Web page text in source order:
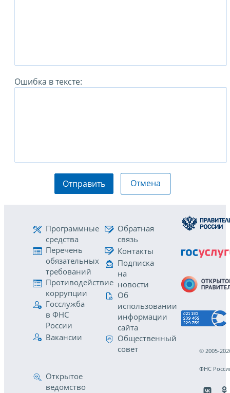
Ошибка в тексте:
Отправить Отмена
Программные
средства
Перечень
обязательных
требований
Противодействие
коррупции
Госслужба
в ФНС
России
Вакансии
Обратная
связь
Контакты
Подписка
на
новости
Об
использовании
информации
сайта
Общественный
совет
Открытое
ведомство
© 2005-
ФНС